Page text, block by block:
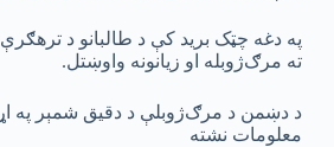
په دغه چټک برید کې د طالبانو د
ته مرګ‌ژوبله او زیانونه واوښتل.
د دښمن د مرګ‌ژوبلې د دقیق شمېر په
معلومات نشته